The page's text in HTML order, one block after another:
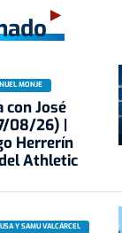
MONJE
José
08/26) |
Herrerín
Athletic
Y SAMU VALCÁRCEL